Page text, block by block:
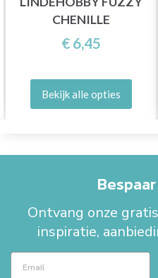
CHENILLE
€ 6,45
Bekijk alle opties
Ontvang onze
inspiratie,